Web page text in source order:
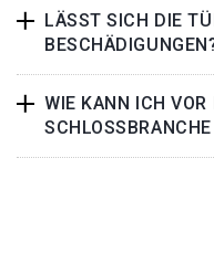
LÄSST SICH DIE
WIE KANN ICH VOR